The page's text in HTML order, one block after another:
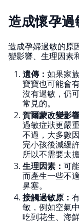
造成懷孕
造成孕婦過敏的原
變影響、生理因素
遺傳： 如果家
寶寶也可能會
沒有過敏，仍
常見的。
賀爾蒙改變影
過敏症狀更嚴
不過，大多數
完小孩後減緩
所以不需要太擔
生理因素： 可
而產生一些不
鼻塞。
接觸過敏原：
敏，例如空氣
吃到花生、海